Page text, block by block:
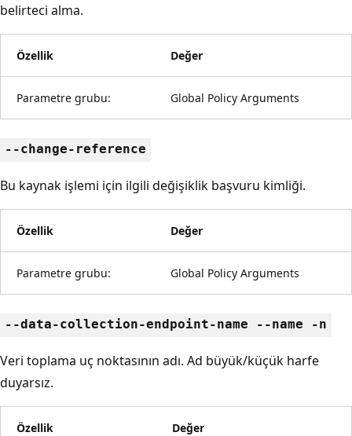
belirteci alma.
Özellik Değer
Parametre grubu: Global Policy Arguments
--change-reference
Bu kaynak işlemi için ilgili değişiklik başvuru kimliği.
Özellik Değer
Parametre grubu: Global Policy Arguments
--data-collection-endpoint-name --name -n
Veri toplama uç noktasının adı. Ad büyük/küçük harfe
duyarsız.
Özellik Değer